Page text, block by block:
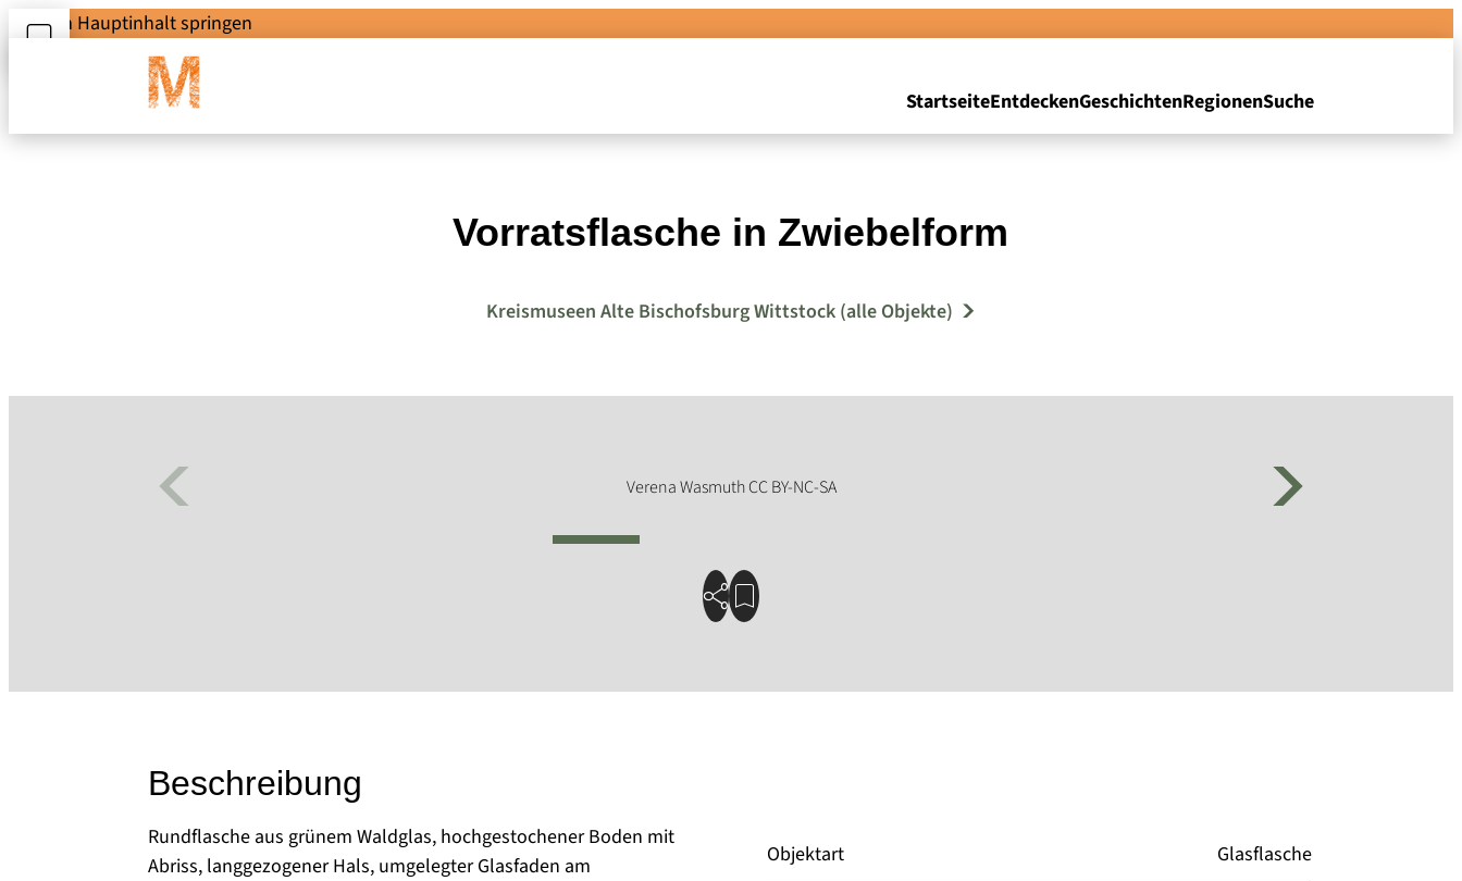
Zum Hauptinhalt springen
StartseiteEntdeckenGeschichtenRegionenSuche
Vorratsflasche in Zwiebelform
Kreismuseen Alte Bischofsburg Wittstock (alle Objekte)
Beschreibung
Rundflasche aus grünem Waldglas, hochgestochener Boden mit
Abriss, langgezogener Hals, umgelegter Glasfaden am
Objektart Glasflasche